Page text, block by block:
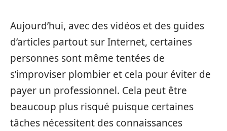
Aujourd’hui, avec des vidéos et des guides
d’articles partout sur Internet, certaines
personnes sont même tentées de
s’improviser plombier et cela pour éviter de
payer un professionnel. Cela peut être
beaucoup plus risqué puisque certaines
tâches nécessitent des connaissances